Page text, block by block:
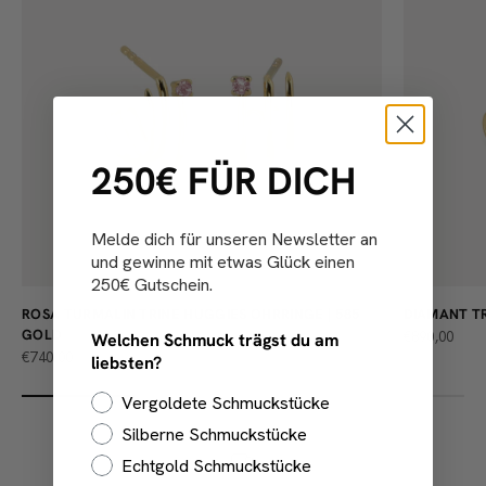
ROSA TURMALIN TRINE HUGGIES OHRRINGE | 585
GOLD
ANGEBOT
€740,00
DIAMANT
ANGEBOT
€890,00
250€ FÜR DICH
Melde dich für unseren Newsletter an
und gewinne mit etwas Glück einen
250€ Gutschein.
Welchen Schmuck trägst du am
liebsten?
Vergoldete Schmuckstücke
Silberne Schmuckstücke
Echtgold Schmuckstücke